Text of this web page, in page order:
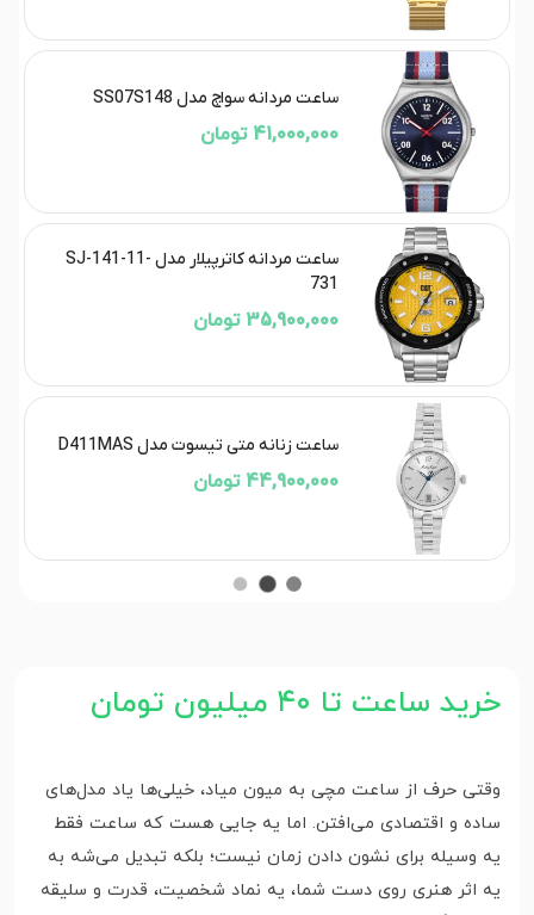
ساعت مردانه سواچ مدل SS07S148
41,000,000 تومان
ساعت مردانه کاترپیلار مدل SJ-141-11-
731
35,900,000 تومان
ساعت زنانه متی تیسوت مدل D411MAS
44,900,000 تومان
خرید ساعت تا ۴۰ میلیون تومان
وقتی حرف از ساعت مچی به میون میاد، خیلی‌ها یاد مدل‌های
ساده و اقتصادی می‌افتن. اما یه جایی هست که ساعت فقط
یه وسیله برای نشون دادن زمان نیست؛ بلکه تبدیل می‌شه به
یه اثر هنری روی دست شما، یه نماد شخصیت، قدرت و سلیقه